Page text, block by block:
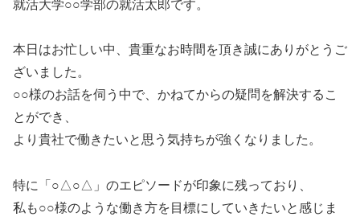
就活大学○○学部の就活太郎です。
本日はお忙しい中、貴重なお時間を頂き誠にありがとうご
ざいました。
○○様のお話を伺う中で、かねてからの疑問を解決するこ
とができ、
より貴社で働きたいと思う気持ちが強くなりました。
特に「○△○△」のエピソードが印象に残っており、
私も○○様のような働き方を目標にしていきたいと感じま